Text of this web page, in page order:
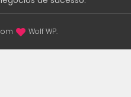
Wolf WP.